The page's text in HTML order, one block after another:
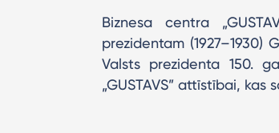
Biznesa centra
prezidentam
Valsts prezidenta 150.
„GUSTAVS” attīstībai,